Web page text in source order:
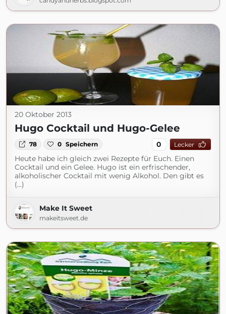
20 Oktober 2013
Hugo Cocktail und Hugo-Gelee
78 0 Speichern 0 Lecker
Heute habe ich gleich zwei Rezepte für Euch. Einen
Cocktail und ein Gelee. Hugo ist ein erfrischender,
alkoholischer Cocktail mit wenig Alkohol. Den gibt es
(...)
Make It Sweet
makeitsweet.de